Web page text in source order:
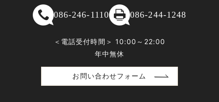
086-246-1110 086-244-1248
＜電話受付時間＞ 10:00～22:00
年中無休
お問い合わせフォーム